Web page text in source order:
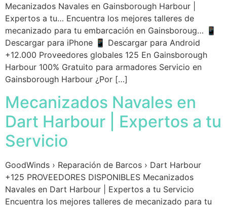
Mecanizados Navales en Gainsborough Harbour |
Expertos a tu… Encuentra los mejores talleres de
mecanizado para tu embarcación en Gainsboroug… 📱
Descargar para iPhone 📱 Descargar para Android
+12.000 Proveedores globales 125 En Gainsborough
Harbour 100% Gratuito para armadores Servicio en
Gainsborough Harbour ¿Por […]
Mecanizados Navales en
Dart Harbour | Expertos a tu
Servicio
GoodWinds › Reparación de Barcos › Dart Harbour
+125 PROVEEDORES DISPONIBLES Mecanizados
Navales en Dart Harbour | Expertos a tu Servicio
Encuentra los mejores talleres de mecanizado para tu